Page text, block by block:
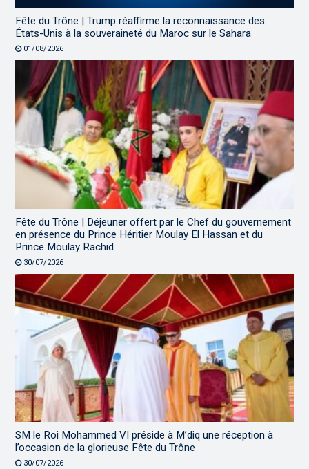
Fête du Trône | Trump réaffirme la reconnaissance des
États-Unis à la souveraineté du Maroc sur le Sahara
01/08/2026
Fête du Trône | Déjeuner offert par le Chef du gouvernement
en présence du Prince Héritier Moulay El Hassan et du
Prince Moulay Rachid
30/07/2026
SM le Roi Mohammed VI préside à M’diq une réception à
l’occasion de la glorieuse Fête du Trône
30/07/2026